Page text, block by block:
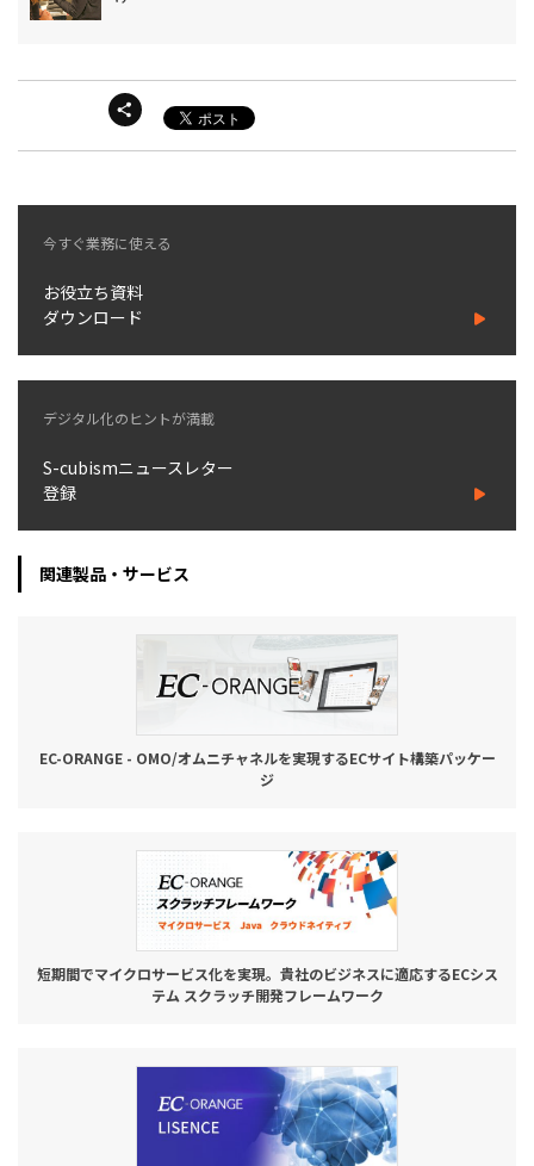
今すぐ業務に使える
お役立ち資料
ダウンロード
デジタル化のヒントが満載
S-cubismニュースレター
登録
関連製品・サービス
EC-ORANGE - OMO/オムニチャネルを実現するECサイト構築パッケー
ジ
短期間でマイクロサービス化を実現。貴社のビジネスに適応するECシス
テム スクラッチ開発フレームワーク